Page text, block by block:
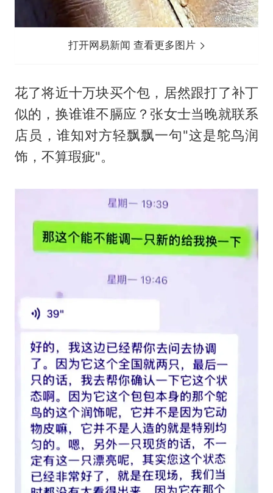
打开网易新闻 查看更多图片
花了将近十万块买个包，居然跟打了补丁
似的，换谁谁不膈应？张女士当晚就联系
店员，谁知对方轻飘飘一句"这是鸵鸟润
饰，不算瑕疵"。